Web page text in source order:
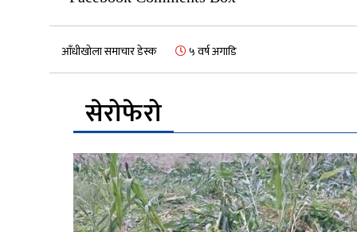
आँधीखोला समाचार डेस्क ५ वर्ष अगाडि
सेरोफेरो